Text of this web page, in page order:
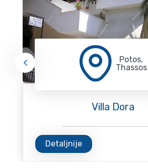
Potos,
Thassos
Villa Dora
Detaljnije